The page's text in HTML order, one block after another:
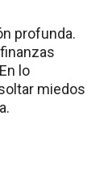
profunda.
lo
miedos